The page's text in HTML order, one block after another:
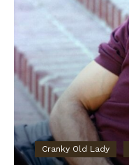
Cranky Old Lady